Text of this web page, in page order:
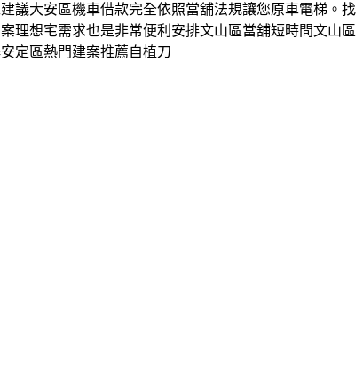
議大安區機車借款完全依照當舖法規讓您原車電梯。找
理想宅需求也是非常便利安排文山區當舖短時間文山區
定區熱門建案推薦自植刀